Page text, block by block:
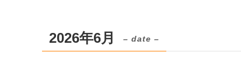
2026年6月 – date –